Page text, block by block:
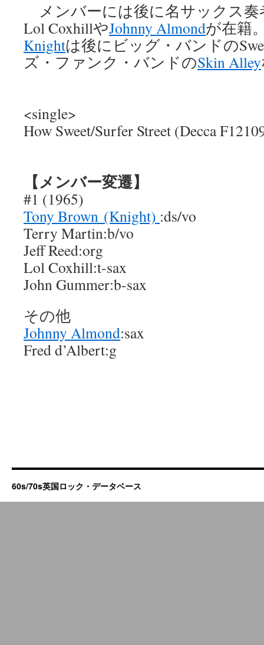
メンバーには後に名サックス
Lol CoxhillやJohnny Almondが在籍
Knightは後にビッグ・バンドの
ズ・ファンク・バンドのSkin Alley
<single>
How Sweet/Surfer Street (Decca
【メンバー変遷】
#1 (1965)
Tony Brown (Knight) :ds/vo
Terry Martin:b/vo
Jeff Reed:org
Lol Coxhill:t-sax
John Gummer:b-sax
その他
Johnny Almond:sax
Fred d’Albert:g
60s/70s英国ロック・データベース